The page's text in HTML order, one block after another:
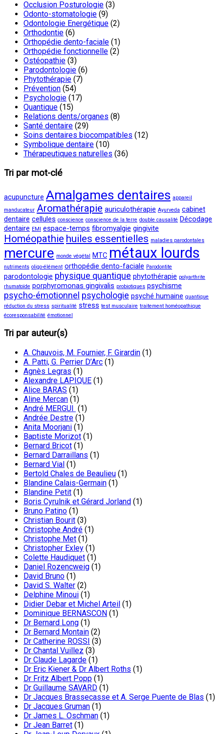
Occlusion Posturologie (3)
Odonto-stomatologie (9)
Odontologie Energétique (2)
Orthodontie (6)
Orthopédie dento-faciale (1)
Orthopédie fonctionnelle (2)
Ostéopathie (3)
Parodontologie (6)
Phytothérapie (7)
Prévention (54)
Psychologie (17)
Quantique (15)
Relations dents/organes (8)
Santé dentaire (29)
Soins dentaires biocompatibles (12)
Symbolique dentaire (10)
Thérapeutiques naturelles (36)
Tri par mot-clé
acupuncture Amalgames dentaires appareil
manducateur Aromathérapie auriculothérapie Ayurveda cabinet
dentaire cellules conscience conscience de la terre double causalité Décodage
dentaire EMI espace-temps fibromyalgie gingivite
Homéopathie huiles essentielles maladies parodontales
mercure monde végétal MTC métaux lourds
nutriments oligo-élément orthopédie dento-faciale Parodontite
parodontologie physique quantique phytothérapie polyarthrite
rhumatoïde porphyromonas gingivalis probiotiques psychisme
psycho-émotionnel psychologie psyché humaine quantique
réduction du stress spiritualité stress test musculaire traitement homéopathique
écoresponsabilité émotionnel
Tri par auteur(s)
A. Chauvois, M. Fournier, F. Girardin (1)
A. Patti, G. Perrier D’Arc (1)
Agnès Legras (1)
Alexandre LAPIQUE (1)
Alice BARAS (1)
Aline Mercan (1)
André MERGUI (1)
Andrée Destre (1)
Anita Moorjani (1)
Baptiste Morizot (1)
Bernard Bricot (1)
Bernard Darraillans (1)
Bernard Vial (1)
Bertold Chales de Beaulieu (1)
Blandine Calais-Germain (1)
Blandine Petit (1)
Boris Cyrulnik et Gérard Jorland (1)
Bruno Patino (1)
Christian Bourit (3)
Christophe André (1)
Christophe Met (1)
Christopher Exley (1)
Colette Haudiquet (1)
Daniel Rozencweig (1)
David Bruno (1)
David S. Walter (2)
Delphine Minoui (1)
Didier Debar et Michel Arteil (1)
Dominique BERNASCON (1)
Dr Bernard Long (1)
Dr Bernard Montain (2)
Dr Catherine ROSSI (3)
Dr Chantal Vuillez (3)
Dr Claude Lagarde (1)
Dr Eric Kiener & Dr Albert Roths (1)
Dr Fritz Albert Popp (1)
Dr Guillaume SAVARD (1)
Dr Jacques Brassecasse et A. Serge Puente de Blas (1)
Dr Jacques Gruman (1)
Dr James L. Oschman (1)
Dr Jean Barret (1)